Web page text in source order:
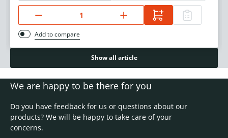
Add to compare
Show all article
We are happy to be there for you
Do you have feedback for us or questions about our
products? We will be happy to take care of your
concerns.